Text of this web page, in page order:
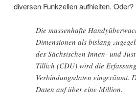
diversen Funkzellen aufhielten. Oder?
Die massenhafte
Dimensionen als bislang
des Sächsischen Innen- und
Tillich (CDU) wird die
Verbindungsdaten eingeräumt.
Daten auf über eine Million.